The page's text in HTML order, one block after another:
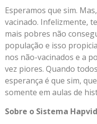
Esperamos que sim.
vacinado. Infelizmente,
mais pobres não
população e isso
nos não-vacinados e a
vez piores. Quando
esperança é que sim,
somente em aulas de
Sobre o Sistema